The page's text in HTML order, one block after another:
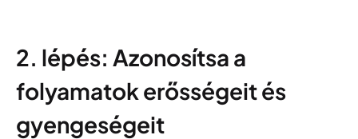
2. lépés: Azonosítsa a
folyamatok erősségeit és
gyengeségeit